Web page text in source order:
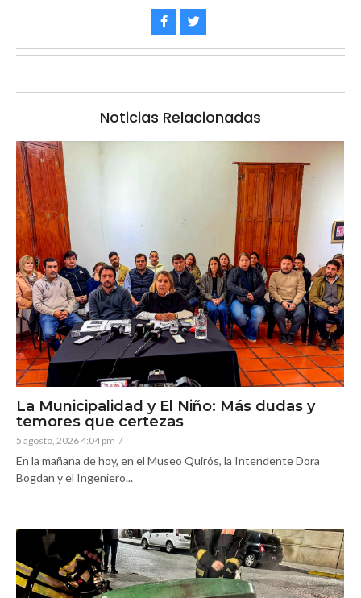
Noticias Relacionadas
La Municipalidad y El Niño: Más dudas y
temores que certezas
5 agosto, 2026 4:04 pm /
En la mañana de hoy, en el Museo Quirós, la Intendente Dora
Bogdan y el Ingeniero...